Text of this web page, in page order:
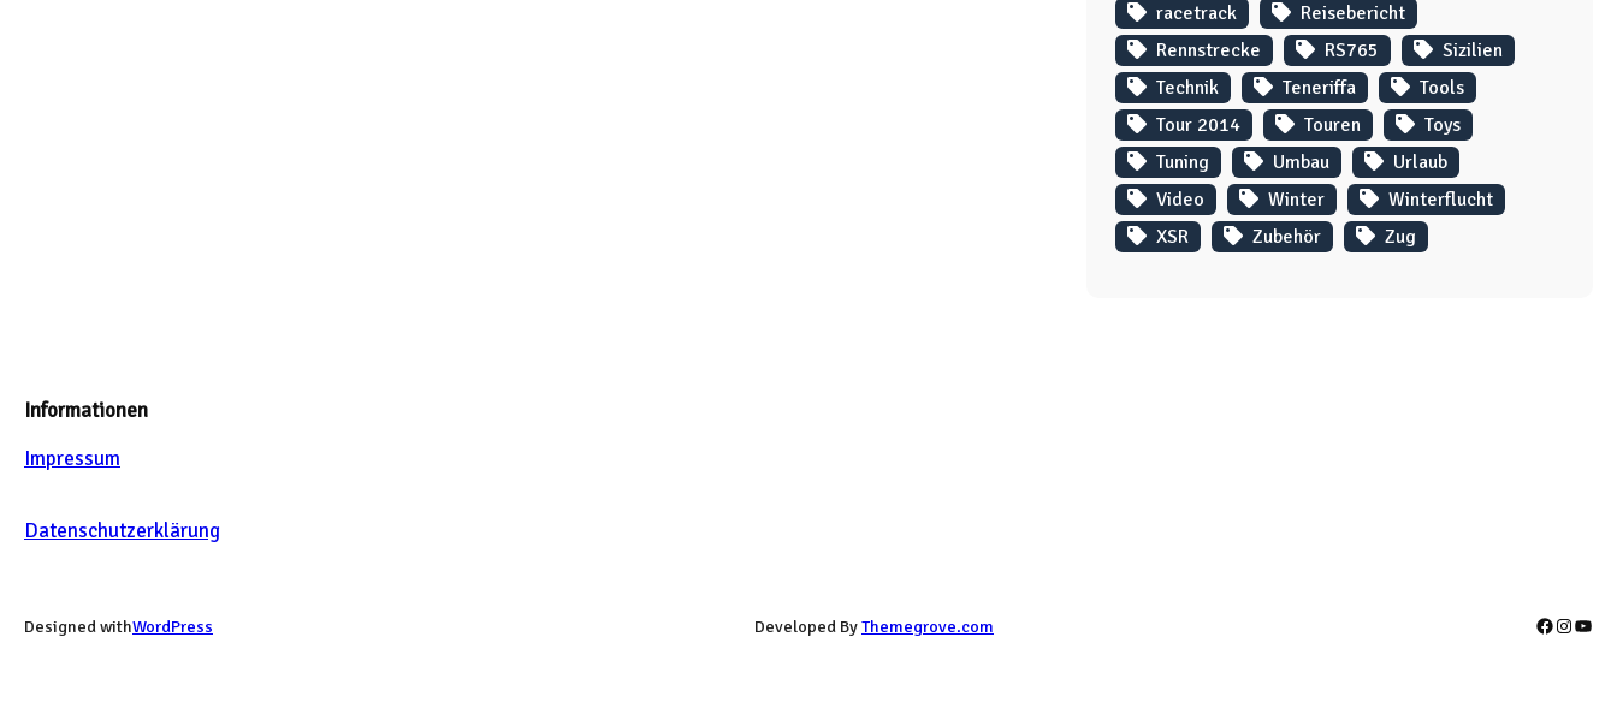
racetrack
Reisebericht
Rennstrecke
RS765
Sizilien
Technik
Teneriffa
Tools
Tour 2014
Touren
Toys
Tuning
Umbau
Urlaub
Video
Winter
Winterflucht
XSR
Zubehör Zug
Informationen
Impressum
Datenschutzerklärung
Designed withWordPress Developed ByThemegrove.com Facebook